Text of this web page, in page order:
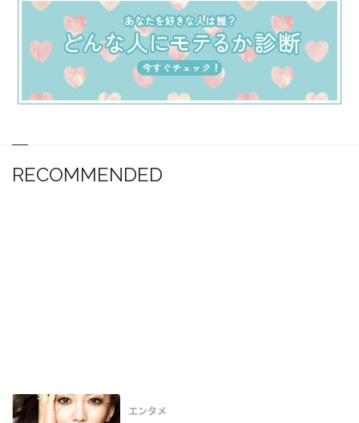
RECOMMENDED
エンタメ